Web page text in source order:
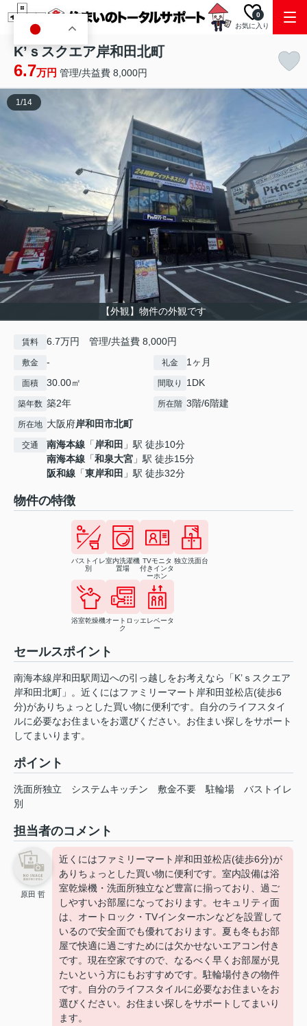
お気に入り
0
K’ｓスクエア岸和田北町
6.7万円 管理/共益費 8,000円
【外観】物件の外観です
1/14
賃料 6.7万円 管理/共益費 8,000円
敷金 - 礼金 1ヶ月
面積 30.00㎡ 間取り 1DK
築年数 築2年 所在階 3階/6階建
所在地 大阪府岸和田市北町
交通 南海本線 「岸和田 」駅 徒歩10分
南海本線 「和泉大宮 」駅 徒歩15分
阪和線 「東岸和田 」駅 徒歩32分
物件の特徴
バストイレ
別
室内洗濯機
置場
TVモニタ
付きインタ
ーホン
独立洗面台
浴室乾燥機オートロッ
ク
エレベータ
ー
セールスポイント
南海本線岸和田駅周辺への引っ越しをお考えなら「K’ｓスクエア
岸和田北町」。近くにはファミリーマート岸和田並松店(徒歩6
分)がありちょっとした買い物に便利です。自分のライフスタイ
ルに必要なお住まいをお選びください。お住まい探しをサポート
してまいります。
ポイント
洗面所独立 システムキッチン 敷金不要 駐輪場
バストイレ
別
担当者のコメント
原田 哲
近くにはファミリーマート岸和田並松店(徒歩6分)が
ありちょっとした買い物に便利です。室内設備は浴
室乾燥機・洗面所独立など豊富に揃っており、過ご
しやすいお部屋になっております。セキュリティ面
は、オートロック・TVインターホンなどを設置して
いるので安全面でも優れております。夏も冬もお部
屋で快適に過ごすためには欠かせないエアコン付き
です。現在空家ですので、なるべく早くお部屋が見
たいという方にもおすすめです。駐輪場付きの物件
です。自分のライフスタイルに必要なお住まいをお
選びください。お住まい探しをサポートしてまいり
ます。